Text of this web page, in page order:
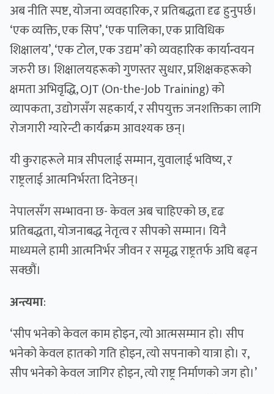
अब नीति स्पष्ट, योजना व्यवहारिक, र प्रतिबद्धता दृढ हुनुपर्छ।
‘एक व्यक्ति, एक सिप’, ‘एक पालिका, एक प्राविधिक
शिक्षालय’, ‘एक टोल, एक उद्यम’ को व्यवहारिक कार्यान्वयन
जरुरी छ। शिक्षालयहरूको गुणस्तर सुधार, प्रशिक्षकहरूको
क्षमता अभिवृद्धि, OJT (On-the-Job Training) को
व्यापकता, उद्योगसँग सहकार्य, र सीपयुक्त जनशक्तिका लागि
रोजगारी ग्यारेन्टी कार्यक्रम आवश्यक छन्।
यी कुराहरूले मात्र सीपलाई सम्मान, युवालाई भविष्य, र
राष्ट्रलाई आत्मनिर्भरता दिनेछन्।
नेपालसँग सम्भावना छ- केवल अब चाहिएको छ, दृढ
प्रतिबद्धता, योजनाबद्ध नेतृत्व र सीपको सम्मान। यिनै
माध्यमले हामी आत्मनिर्भर जीवन र समृद्ध राष्ट्रतर्फ अघि बढ्न
सक्छौं।
अन्त्यमा:
‘सीप भनेको केवल काम होइन, त्यो आत्मसम्मान हो। सीप
भनेको केवल हातको गति होइन, त्यो सपनाको यात्रा हो। र,
सीप भनेको केवल जागिर होइन, त्यो राष्ट्र निर्माणको जग हो।’